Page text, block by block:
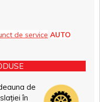
de service AUTO
de
în